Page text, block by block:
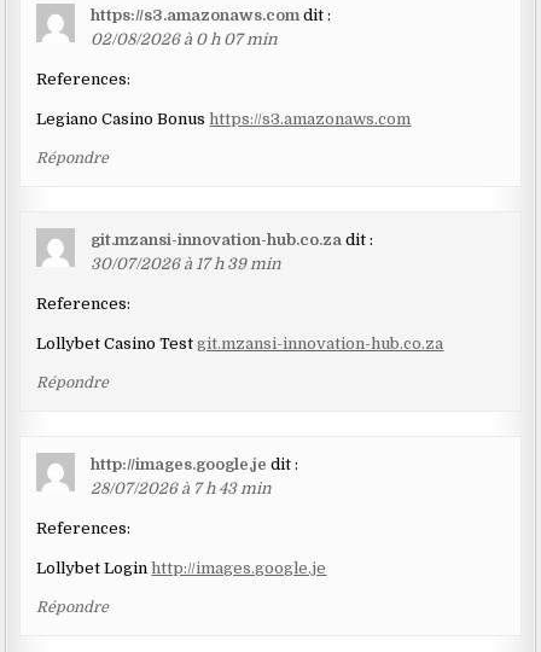
https://s3.amazonaws.com dit :
02/08/2026 à 0 h 07 min
References:
Legiano Casino Bonushttps://s3.amazonaws.com
Répondre
git.mzansi-innovation-hub.co.za dit :
30/07/2026 à 17 h 39 min
References:
Lollybet Casino Testgit.mzansi-innovation-hub.co.za
Répondre
http://images.google.je dit :
28/07/2026 à 7 h 43 min
References:
Lollybet Loginhttp://images.google.je
Répondre